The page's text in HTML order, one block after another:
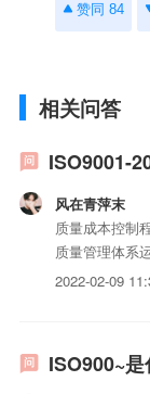
赞同 84
相关问答
ISO9001-
风在青萍末
质量成本控制
质量管理体系
围适用于公司
2022-02-09
ISO900~